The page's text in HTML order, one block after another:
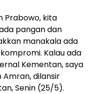
Prabowo, kita
pangan dan
manakala ada
Kalau ada
Kementan, saya
dilansir
Senin (25/5).